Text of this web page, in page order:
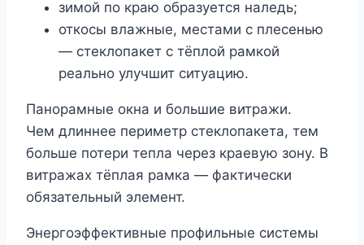
зимой по краю образуется наледь;
откосы влажные, местами с плесенью
— стеклопакет с тёплой рамкой
реально улучшит ситуацию.
Панорамные окна и большие витражи.
Чем длиннее периметр стеклопакета, тем
больше потери тепла через краевую зону. В
витражах тёплая рамка — фактически
обязательный элемент.
Энергоэффективные профильные системы